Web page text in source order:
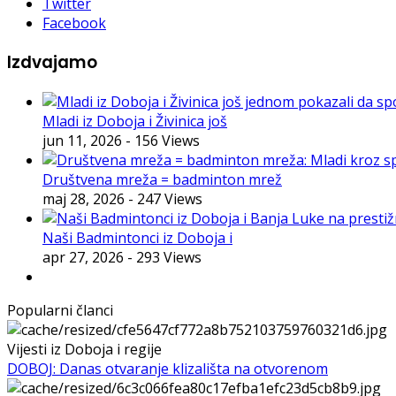
Facebook
Izdvajamo
Mladi iz Doboja i Živinica još
jun 11, 2026 - 156 Views
Društvena mreža = badminton mrež
maj 28, 2026 - 247 Views
Naši Badmintonci iz Doboja i
apr 27, 2026 - 293 Views
Popularni članci
Vijesti iz Doboja i regije
DOBOJ: Danas otvaranje klizališta na otvorenom